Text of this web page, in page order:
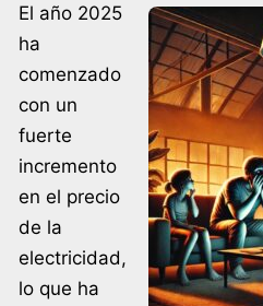
El año 2025
ha
comenzado
con un
fuerte
incremento
en el precio
de la
electricidad,
lo que ha